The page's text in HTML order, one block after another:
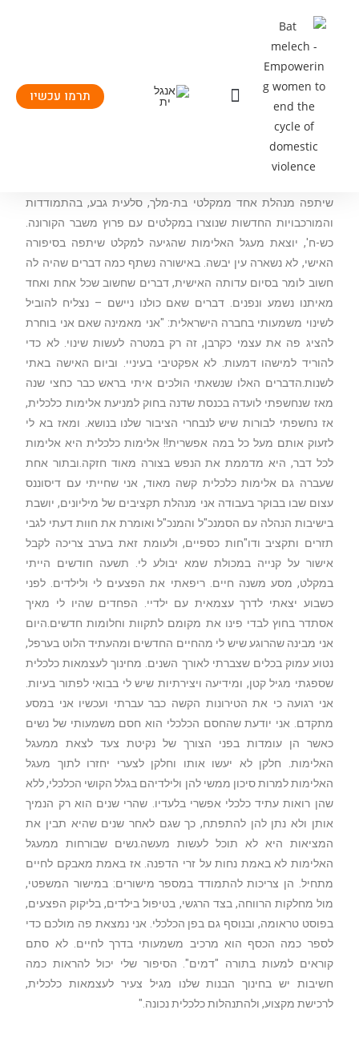
תרמו עכשיו
שמחנו לקחת חלק במפגש השנתי של הפיקוח על הבנקים לרגל יום
האישה הבינלאומי בנושא אמנת זמינות פיננסית לסיוע לנשים
שיתפה מנהלת אחד ממקלטי בת-מלך, סלעית גבע, בהתמודדות
והמורכבויות החדשות שנוצרו במקלטים עם פרוץ משבר הקורונה.
כש-ח', יוצאת מעגל האלימות שהגיעה למקלט שיתפה בסיפורה
האישי, לא נשארה עין יבשה. באישורה נשתף כמה דברים שהיה לה
חשוב לומר בסיום עדותה האישית, דברים שחשוב שכל אחת ואחד
מאיתנו נשמע ונפנים. דברים שאם כולנו ניישם – נצליח להוביל
לשינוי משמעותי בחברה הישראלית: "אני מאמינה שאם אני בוחרת
להציג פה את עצמי כקרבן, זה רק במטרה לעשות שינוי. לא כדי
להוריד למישהו דמעות. לא אפקטיבי בעיניי. וביום האישה באתי
לשנות.הדברים האלו שנשאתי הולכים איתי בראש כבר כחצי שנה
מאז שנחשפתי לועדה בכנסת שדנה בחוק למניעת אלימות כלכלית,
אז נחשפתי לבורות שיש לנבחרי הציבור שלנו בנושא. ומאז בא לי
לזעוק אותם מעל כל במה אפשרית!! אלימות כלכלית היא אלימות
לכל דבר, היא מדממת את הנפש בצורה מאוד חזקה.ובתור אחת
שעברה גם אלימות כלכלית קשה מאוד, אני שחייתי עם דיסוננס
עצום שבו בבוקר בעבודה אני מנהלת תקציבים של מיליונים, יושבת
בישיבות הנהלה עם הסמנכ"ל והמנכ"ל ואומרת את חוות דעתי לגבי
תזרים ותקציב ודו"חות כספיים, ולעומת זאת בערב צריכה לקבל
אישור על קנייה במכולת שמא יבולע לי. תשעה חודשים הייתי
במקלט, מסע משנה חיים. ריפאתי את הפצעים לי ולילדים. לפני
כשבוע יצאתי לדרך עצמאית עם ילדיי. הפחדים שהיו לי מאיך
אסתדר בחוץ לבדי פינו את מקומם לתקוות וחלומות חדשים.היום
אני מבינה שהרוגע שיש לי מהחיים החדשים ומהעתיד הלוט בערפל,
נטוע עמוק בכלים שצברתי לאורך השנים. מחינוך לעצמאות כלכלית
שספגתי מגיל קטן, ומידיעה ויצירתיות שיש לי בבואי לפתור בעיות.
אני רגועה כי את הטירונות הקשה כבר עברתי ועכשיו אני במסע
מתקדם. אני יודעת שהחסם הכלכלי הוא חסם משמעותי של נשים
כאשר הן עומדות בפני הצורך של נקיטת צעד לצאת ממעגל
האלימות. חלקן לא יעשו אותו וחלקן לצערי יחזרו לתוך מעגל
האלימות למרות סיכון ממשי להן ולילדיהם בגלל הקושי הכלכלי, ללא
שהן רואות עתיד כלכלי אפשרי בלעדיו. שהרי שנים הוא רק הנמיך
אותן ולא נתן להן להתפתח, כך שגם לאחר שנים שהיא תבין את
המציאות היא לא תוכל לעשות מעשה.נשים שבורחות ממעגל
האלימות לא באמת נחות על זרי הדפנה. אז באמת מאבקם לחיים
מתחיל. הן צריכות להתמודד במספר מישורים: במישור המשפטי,
מול מחלקות הרווחה, בצד הרגשי, בטיפול בילדים, בליקוק הפצעים,
בפוסט טראומה, ובנוסף גם בפן הכלכלי. אני נמצאת פה מולכם כדי
לספר כמה הכסף הוא מרכיב משמעותי בדרך לחיים. לא סתם
קוראים למעות בתורה "דמים". הסיפור שלי יכול להראות כמה
חשיבות יש בחינוך הבנות שלנו מגיל צעיר לעצמאות כלכלית,
לרכישת מקצוע, ולהתנהלות כלכלית נכונה."